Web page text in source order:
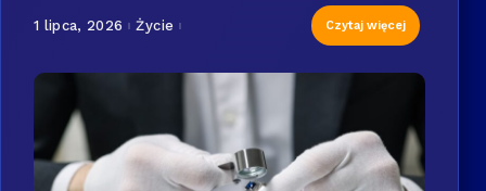
1 lipca, 2026 Życie Czytaj więcej